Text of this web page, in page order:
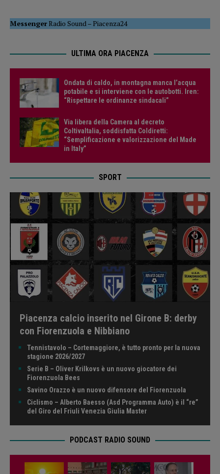
MessengerRadio Sound –Piacenza24
ULTIMA ORA PIACENZA
Ondata di caldo, in montagna manca l’acqua
potabile e si interviene con le autobotti. Iren:
“Rispettare le ordinanze sindacali”
Via libera della Camera al decreto
ColtivaItalia, soddisfatta Coldiretti:
“Semplificazione e valorizzazione del Made
in Italy”
SPORT
Piacenza calcio inserito nel Girone B: derby
con Fiorenzuola e Nibbiano
Tennistavolo – Cortemaggiore, è tutto pronto per la nuova
stagione 2026/2027
Serie B – Oliver Krilkovs è un nuovo giocatore dei
Fiorenzuola Bees
Savino Orazzo è un nuovo difensore del Fiorenzuola
Ciclismo – Alberto Baesso (Asd Programma Auto) è il “re”
del Giro del Friuli Venezia Giulia Master
PODCAST RADIO SOUND